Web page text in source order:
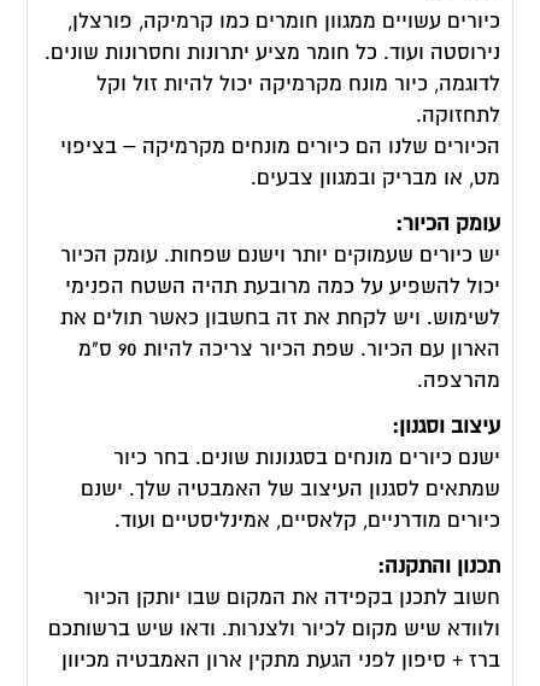
כיורים עשויים ממגוון חומרים כמו קרמיקה, פורצלן,
נירוסטה ועוד. כל חומר מציע יתרונות וחסרונות שונים.
לדוגמה, כיור מונח מקרמיקה יכול להיות זול וקל
לתחזוקה.
הכיורים שלנו הם כיורים מונחים מקרמיקה – בציפוי
מט, או מבריק ובמגוון צבעים.
עומק הכיור:
יש כיורים שעמוקים יותר וישנם שפחות. עומק הכיור
יכול להשפיע על כמה מרובעת תהיה השטח הפנימי
לשימוש. ויש לקחת את זה בחשבון כאשר תולים את
הארון עם הכיור. שפת הכיור צריכה להיות 90 ס"מ
מהרצפה.
עיצוב וסגנון:
ישנם כיורים מונחים בסגנונות שונים. בחר כיור
שמתאים לסגנון העיצוב של האמבטיה שלך. ישנם
כיורים מודרניים, קלאסיים, אמינליסטיים ועוד.
תכנון והתקנה:
חשוב לתכנן בקפידה את המקום שבו יותקן הכיור
ולוודא שיש מקום לכיור ולצנרות. ודאו שיש ברשותכם
ברז + סיפון לפני הגעת מתקין ארון האמבטיה מכיוון